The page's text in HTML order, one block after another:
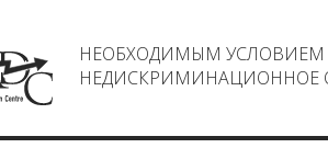
НЕОБХОДИМЫМ УСЛОВИЕМ
НЕДИСКРИМИНАЦИОННОЕ